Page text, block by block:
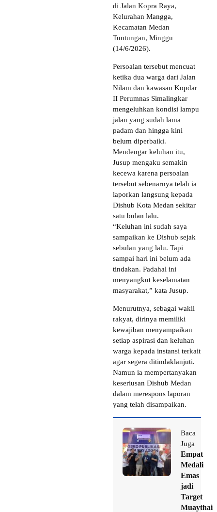
di Jalan Kopra Raya,
Kelurahan Mangga,
Kecamatan Medan
Tuntungan, Minggu
(14/6/2026).
Persoalan tersebut mencuat
ketika dua warga dari Jalan
Nilam dan kawasan Kopdar
II Perumnas Simalingkar
mengeluhkan kondisi lampu
jalan yang sudah lama
padam dan hingga kini
belum diperbaiki.
Mendengar keluhan itu,
Jusup mengaku semakin
kecewa karena persoalan
tersebut sebenarnya telah ia
laporkan langsung kepada
Dishub Kota Medan sekitar
satu bulan lalu.
“Keluhan ini sudah saya
sampaikan ke Dishub sejak
sebulan yang lalu. Tapi
sampai hari ini belum ada
tindakan. Padahal ini
menyangkut keselamatan
masyarakat,” kata Jusup.
Menurutnya, sebagai wakil
rakyat, dirinya memiliki
kewajiban menyampaikan
setiap aspirasi dan keluhan
warga kepada instansi terkait
agar segera ditindaklanjuti.
Namun ia mempertanyakan
keseriusan Dishub Medan
dalam merespons laporan
yang telah disampaikan.
Baca
Juga
Empat
Medali
Emas
jadi
Target
Muaythai